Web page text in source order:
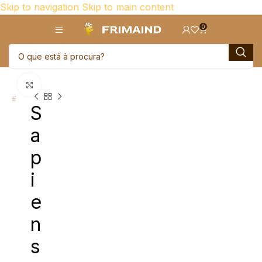
Skip to navigation Skip to main content
0
S
a
p
i
e
n
s